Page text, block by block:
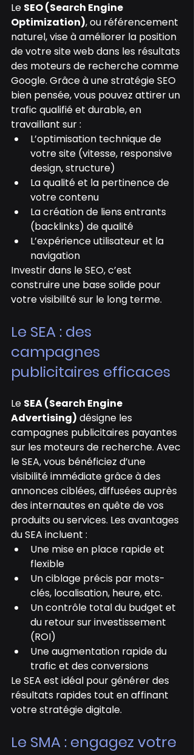
Le SEO (Search Engine
Optimization), ou référencement
naturel, vise à améliorer la position
de votre site web dans les résultats
des moteurs de recherche comme
Google. Grâce à une stratégie SEO
bien pensée, vous pouvez attirer un
trafic qualifié et durable, en
travaillant sur :
L’optimisation technique de
votre site (vitesse, responsive
design, structure)
La qualité et la pertinence de
votre contenu
La création de liens entrants
(backlinks) de qualité
L’expérience utilisateur et la
navigation
Investir dans le SEO, c’est
construire une base solide pour
votre visibilité sur le long terme.
Le SEA : des
campagnes
publicitaires efficaces
Le SEA (Search Engine
Advertising) désigne les
campagnes publicitaires payantes
sur les moteurs de recherche. Avec
le SEA, vous bénéficiez d’une
visibilité immédiate grâce à des
annonces ciblées, diffusées auprès
des internautes en quête de vos
produits ou services. Les avantages
du SEA incluent :
Une mise en place rapide et
flexible
Un ciblage précis par mots-
clés, localisation, heure, etc.
Un contrôle total du budget et
du retour sur investissement
(ROI)
Une augmentation rapide du
trafic et des conversions
Le SEA est idéal pour générer des
résultats rapides tout en affinant
votre stratégie digitale.
Le SMA : engagez votre